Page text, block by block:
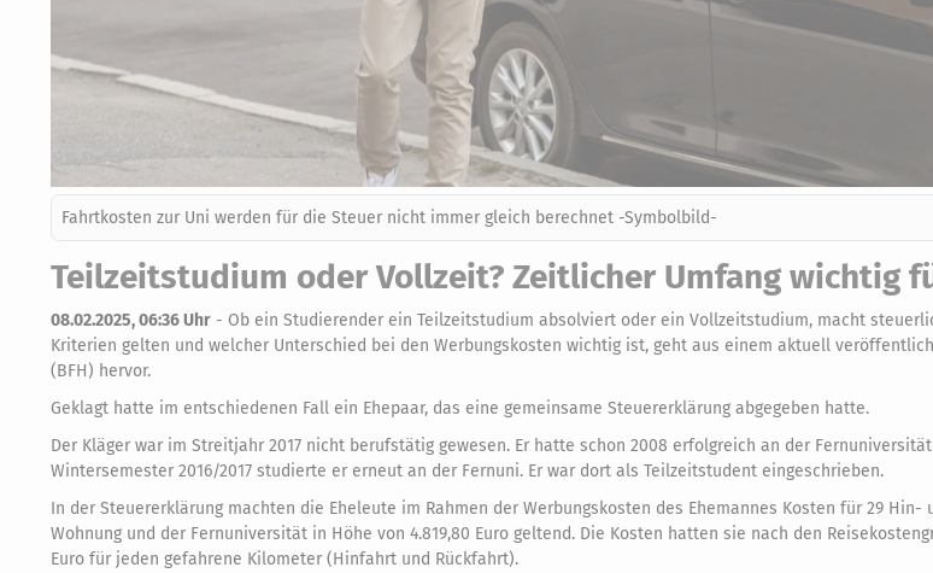
Fahrtkosten zur Uni werden für die Steuer nicht immer gleich berechnet -Symbolbild-
Teilzeitstudium oder Vollzeit? Zeitlicher Umfang wichtig
08.02.2025, 06:36 Uhr - Ob ein Studierender ein Teilzeitstudium absolviert oder ein Vollzeitstudium, macht
Kriterien gelten und welcher Unterschied bei den Werbungskosten wichtig ist, geht aus einem aktuell
(BFH) hervor.
Geklagt hatte im entschiedenen Fall ein Ehepaar, das eine gemeinsame Steuererklärung abgegeben hatte.
Der Kläger war im Streitjahr 2017 nicht berufstätig gewesen. Er hatte schon 2008 erfolgreich an der
Wintersemester 2016/2017 studierte er erneut an der Fernuni. Er war dort als Teilzeitstudent eingeschrieben.
In der Steuererklärung machten die Eheleute im Rahmen der Werbungskosten des Ehemannes Kosten für 29 Hin-
Wohnung und der Fernuniversität in Höhe von 4.819,80 Euro geltend. Die Kosten hatten sie nach den
Euro für jeden gefahrene Kilometer (Hinfahrt und Rückfahrt).